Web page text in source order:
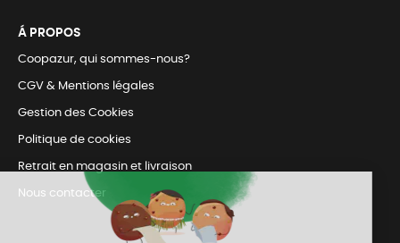
Á PROPOS
Coopazur, qui sommes-nous?
CGV & Mentions légales
Gestion des Cookies
Politique de cookies
Retrait en magasin et livraison
Nous contacter